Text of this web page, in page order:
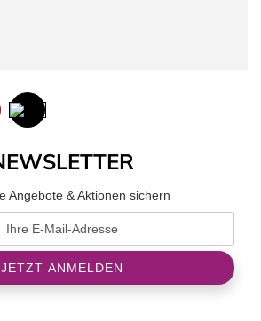
Angebote & Aktionen sichern